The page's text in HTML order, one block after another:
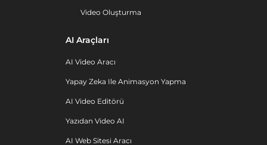
Video Oluşturma
AI Araçları
AI Video Aracı
Yapay Zeka Ile Animasyon Yapma
AI Video Editörü
Yazıdan Video AI
AI Web Sitesi Aracı